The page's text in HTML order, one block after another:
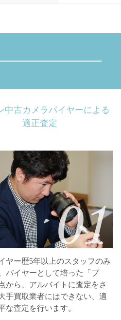
中古カメラバイヤーによる
適正査定
ヤー歴5年以上のスタッフのみ
バイヤーとして培った「プ
から、アルバイトに査定をさ
手買取業者にはできない、適
な査定を行います。